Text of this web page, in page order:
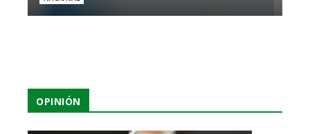
OPINIÓN